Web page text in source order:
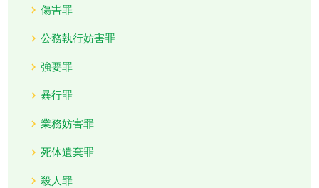
傷害罪
公務執行妨害罪
強要罪
暴行罪
業務妨害罪
死体遺棄罪
殺人罪